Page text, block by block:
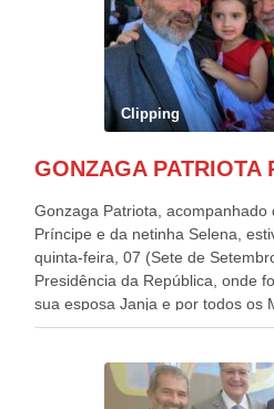
Clipping
Gonzaga Patriota, acompanhado
Príncipe e da netinha Selena,
quinta-feira, 07 (Sete de
Presidência da República, onde
sua esposa Janja e por todos os
estavam presentes, nos Desfiles
outros desfiles, na Esplanada
o deste ano, o maior e o mais